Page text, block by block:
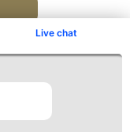
Live chat